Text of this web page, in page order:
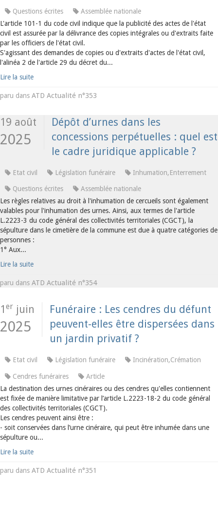
Questions écrites
Assemblée nationale
L'article 101-1 du code civil indique que la publicité des actes de l'état
civil est assurée par la délivrance des copies intégrales ou d'extraits faite
par les officiers de l'état civil.
S'agissant des demandes de copies ou d'extraits d'actes de l'état civil,
l'alinéa 2 de l'article 29 du décret du...
Lire la suite
paru dans ATD Actualité n°353
19 août
2025
Dépôt d’urnes dans les
concessions perpétuelles : quel est
le cadre juridique applicable ?
Etat civil Législation funéraire Inhumation,Enterrement
Questions écrites
Assemblée nationale
Les règles relatives au droit à l'inhumation de cercueils sont également
valables pour l'inhumation des urnes. Ainsi, aux termes de l'article
L.2223-3 du code général des collectivités territoriales (CGCT), la
sépulture dans le cimetière de la commune est due à quatre catégories de
personnes :
1° Aux...
Lire la suite
paru dans ATD Actualité n°354
1 er juin
2025
Funéraire : Les cendres du défunt
peuvent-elles être dispersées dans
un jardin privatif ?
Etat civil Législation funéraire Incinération,Crémation
Cendres funéraires
Article
La destination des urnes cinéraires ou des cendres qu'elles contiennent
est fixée de manière limitative par l’article L.2223-18-2 du code général
des collectivités territoriales (CGCT).
Les cendres peuvent ainsi être :
- soit conservées dans l’urne cinéraire, qui peut être inhumée dans une
sépulture ou...
Lire la suite
paru dans ATD Actualité n°351